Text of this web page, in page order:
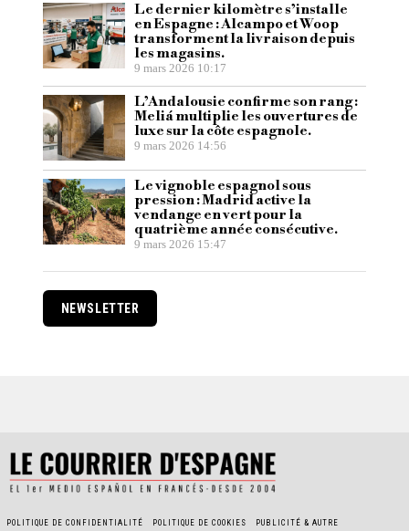
Le dernier kilomètre s’installe
en Espagne : Alcampo et Woop
transforment la livraison depuis
les magasins.
9 mars 2026 10:17
L’Andalousie confirme son rang :
Meliá multiplie les ouvertures de
luxe sur la côte espagnole.
9 mars 2026 14:56
Le vignoble espagnol sous
pression : Madrid active la
vendange en vert pour la
quatrième année consécutive.
9 mars 2026 15:47
NEWSLETTER
POLITIQUE DE CONFIDENTIALITÉ POLITIQUE DE COOKIES PUBLICITÉ & AUTRE